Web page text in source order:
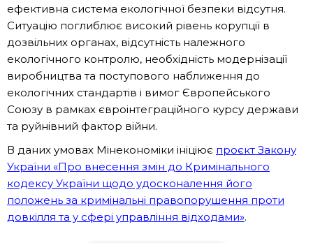
ефективна система екологічної безпеки відсутня.
Ситуацію поглиблює високий рівень корупції в
дозвільних органах, відсутність належного
екологічного контролю, необхідність модернізації
виробництва та поступового наближення до
екологічних стандартів і вимог Європейського
Союзу в рамках євроінтеграційного курсу держави
та руйнівний фактор війни.
В даних умовах Мінекономіки ініціює проєкт Закону
України «Про внесення змін до Кримінального
кодексу України щодо удосконалення його
положень за кримінальні правопорушення проти
довкілля та у сфері управління відходами».